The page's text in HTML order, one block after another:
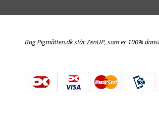
Bag Pigmåtten.dk står ZenUP, som er 100%